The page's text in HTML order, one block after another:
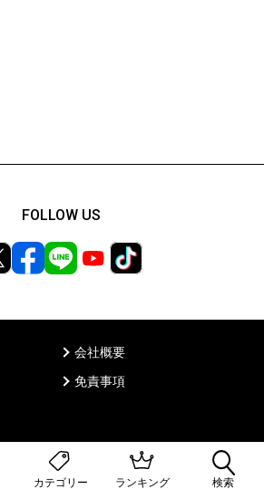
カテゴリー ランキング 検索
会社概要
免責事項
FOLLOW US
CANYON INC, All rights reserved.